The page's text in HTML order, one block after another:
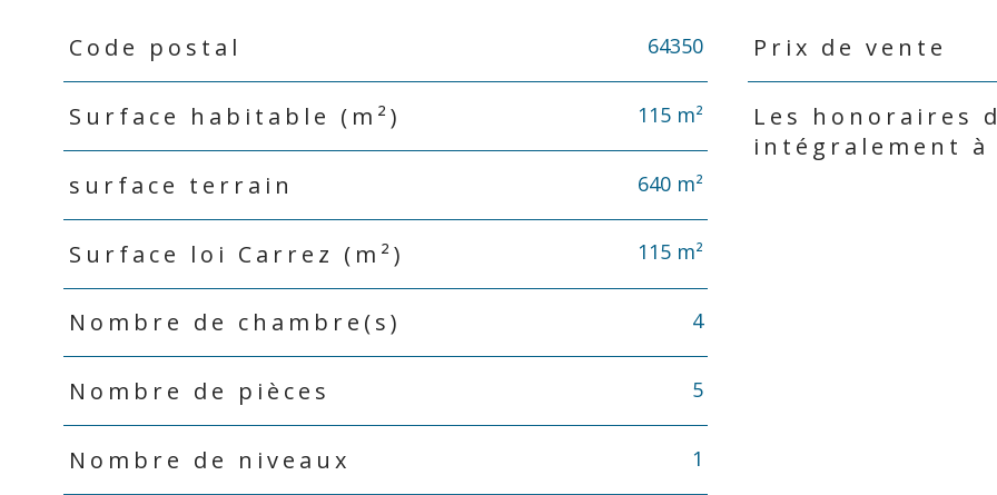
Caractéristiques Valeurs
Code postal 64350
Surface habitable (m²) 115 m²
surface terrain 640 m²
Surface loi Carrez (m²) 115 m²
Nombre de chambre(s) 4
Nombre de pièces 5
Nombre de niveaux 1
Caractéristiques Valeurs
Prix de vente
Les honoraires
intégralement